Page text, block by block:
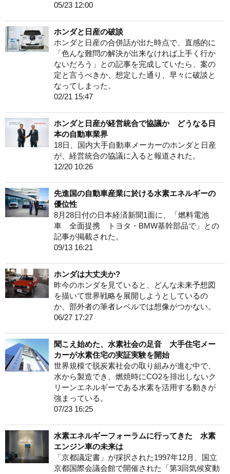
05/23 12:00
ホンダと日産の破談
ホンダと日産の合併話が出た時点で、直感的に
「色んな難問の解決が出来なければ上手く行か
ないだろう」との記事を完成していたら、案の
定と言うべきか、想定した通り、早々に破談と
なってしまった。
02/21 15:47
ホンダと日産が経営統合で協議か どうなる日
本の自動車業界
18日、国内大手自動車メーカーのホンダと日産
が、経営統合の協議に入ると報道された。
12/20 10:26
先進国の自動車産業に於ける水素エネルギーの
優位性
8月28日付の日本経済新聞1面に、「燃料電池
車 全面提携 トヨタ・BMW基幹部品で」との
記事が掲載された。
09/13 16:21
ホンダは大丈夫か?
昨今のホンダを見ていると、どんな未来予想図
を描いて世界戦略を展開しようとしているの
か、部外者の筆者レベルでは想像がつかない。
06/27 17:27
聞こえ始めた、水素社会の足音 大手住宅メー
カーが水素住宅の実証実験を開始
世界規模で脱炭素社会の取り組みが進む中で、
水から製造でき、燃焼時にCO2を排出しないク
リーンエネルギーである水素を活用する動きが
強まっている。
07/23 16:25
水素エネルギーフォーラムに行ってきた 水素
エンジン車の未来は
「京都議定書」が採択された1997年12月、国立
京都国際会議会館で開催された「第3回気候変動